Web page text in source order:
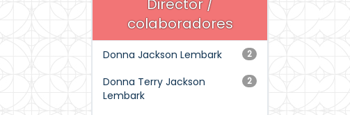
Director /
colaboradores
2
Donna Jackson Lembark
2
Donna Terry Jackson
Lembark